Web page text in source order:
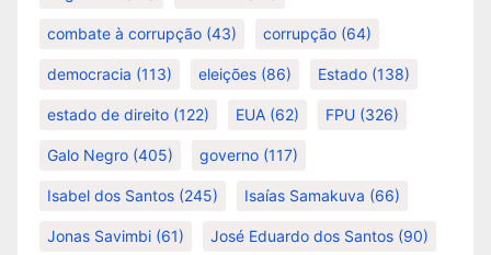
combate à corrupção (43) corrupção (64)
democracia (113) eleições (86) Estado (138)
estado de direito (122) EUA (62) FPU (326)
Galo Negro (405) governo (117)
Isabel dos Santos (245) Isaías Samakuva (66)
Jonas Savimbi (61) José Eduardo dos Santos (90)